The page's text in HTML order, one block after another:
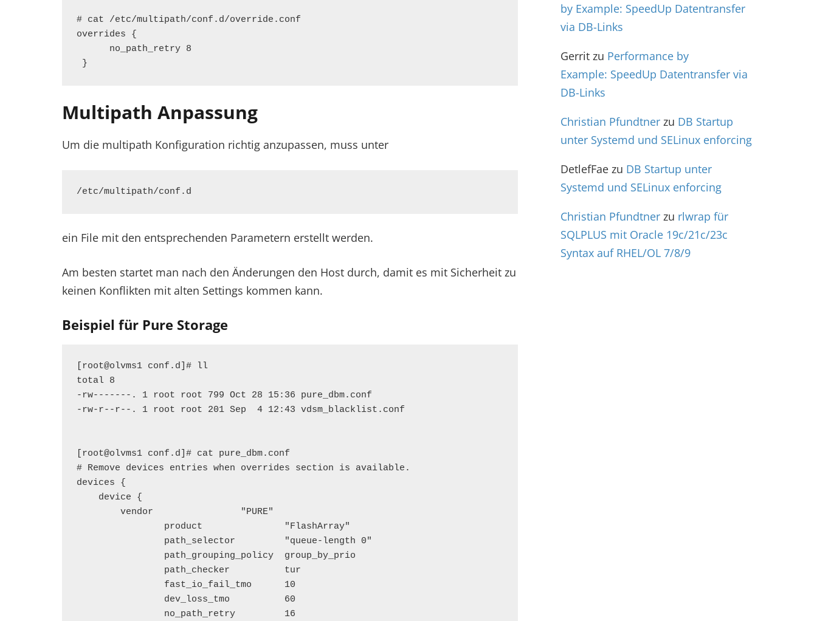
# cat /etc/multipath/conf.d/override.conf
overrides {
}
Multipath Anpassung
Um die multipath Konfiguration richtig anzupassen, muss unter
/etc/multipath/conf.d
ein File mit den entsprechenden Parametern erstellt werden.
Am besten startet man nach den Änderungen den Host durch, damit es mit Sicherheit zu
keinen Konflikten mit alten Settings kommen kann.
Beispiel für Pure Storage
[root@olvms1 conf.d]# ll
total 8
-rw-------. 1 root root 799 Oct 28 15:36 pure_dbm.conf
-rw-r--r--. 1 root root 201 Sep  4 12:43 vdsm_blacklist.conf
[root@olvms1 conf.d]# cat pure_dbm.conf
# Remove devices entries when overrides section is available.
devices {
by Example: SpeedUp Datentransfer
via DB-Links
Gerrit zu Performance by
Example: SpeedUp Datentransfer via
DB-Links
Christian Pfundtner zu DB Startup
unter Systemd und SELinux enforcing
DetlefFae zu DB Startup unter
Systemd und SELinux enforcing
Christian Pfundtner zu rlwrap für
SQLPLUS mit Oracle 19c/21c/23c
Syntax auf RHEL/OL 7/8/9